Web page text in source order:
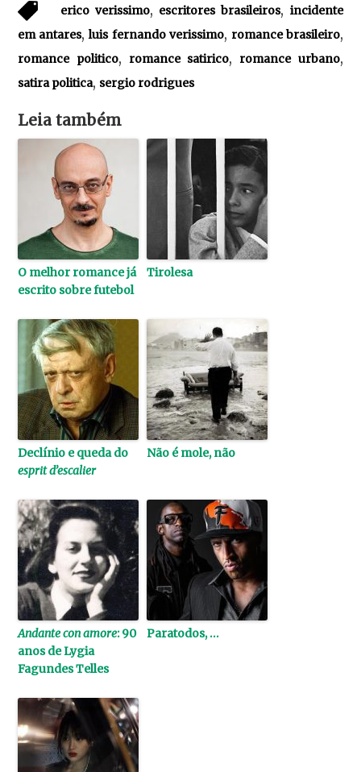
erico verissimo, escritores brasileiros, incidente
em antares,luis fernando verissimo, romance brasileiro,
romance politico, romance satirico, romance urbano,
satira politica, sergio rodrigues
Leia também
O melhor romance já
escrito sobre futebol
Tirolesa
Declínio e queda do
esprit d’escalier
Não é mole, não
Andante con amore: 90
anos de Lygia
Fagundes Telles
Paratodos, …